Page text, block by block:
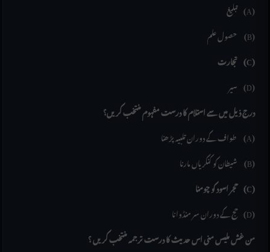
تبلیغ (A)
حصول علم (B)
تجارت (C)
سیر (D)
درج ذیل میں سے استلام کا درست مفہوم منتخب کریں؟
طواف کے دوران تلبیہ پڑھنا (A)
شیطان کو کنکریاں مارنا (B)
حجر اسود کو چومنا (C)
حج کے دوران سر منڈوانا (D)
من غش ملیس منی اس حدیث کا درست ترجمہ منتخب کریں ؟